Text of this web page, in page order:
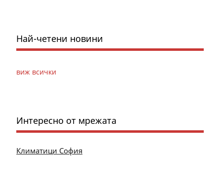
Най-четени новини
виж всички
Интересно от мрежата
Климатици София